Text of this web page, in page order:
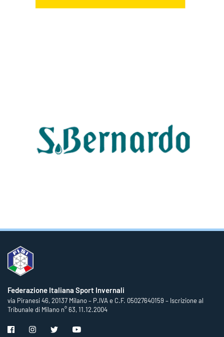
Federazione Italiana Sport Invernali
via Piranesi 46, 20137 Milano – P.IVA e C.F. 05027640159 – Iscrizione al
Tribunale di Milano n° 63, 11.12.2004